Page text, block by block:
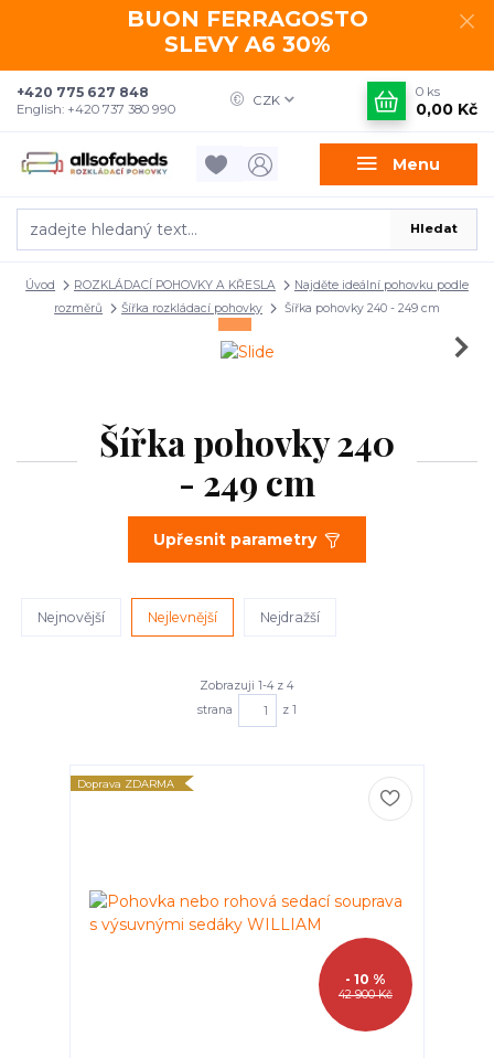
BUON FERRAGOSTO
SLEVY A6 30%
Menu
CZK
Hledat
+420 775 627 848
English: +420 737 380 990
0 ks
0,00 Kč
Úvod ROZKLÁDACÍ POHOVKY A KŘESLA
Najděte ideální pohovku podle
rozměrů
Šířka rozkládací pohovky Šířka pohovky 240 - 249 cm
Šířka pohovky 240
- 249 cm
Upřesnit parametry
Nejnovější Nejlevnější Nejdražší
Zobrazuji 1-4 z 4
strana
z 1
Doprava ZDARMA
42 900 Kč
- 10 %